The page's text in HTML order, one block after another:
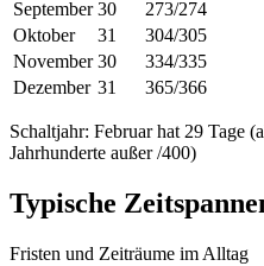
September 30
273/274
Oktober
31
304/305
November 30
334/335
Dezember 31 365/366
Schaltjahr: Februar hat 29 Tage
Jahrhunderte außer /400)
Typische
Fristen und Zeiträume im Alltag